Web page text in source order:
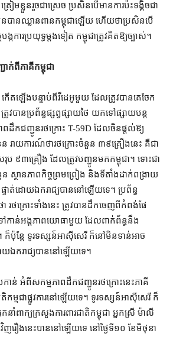
ៀមខ្លួន​រួចជាស្រេច ប្រសិនបើ​មានការ​ប៉ះទង្គិច​ជា
នបាន​ឈ្លានពាន​កម្ពុជា​ឡើយ ហើយ​ថា​ប្រសិនបើ​
ក​ការ​ប្រយុទ្ធ​ម្ដងទៀត កម្ពុជា​ត្រូវ​គិត​ឱ្យ​ច្បាស់។
ក់​ពី​ភាគី​កម្ពុជា
ើតឡើង​បន្ទាប់ពី​វីដេអូ​មួយ ដែល​ត្រូវ​បាន​គេ​ចែក​
វ​បាន​ប្រព័ន្ធ​ផ្សព្វផ្សាយ​ថៃ យក​ទៅ​ផ្សាយ​បន្ត
ព​ដឹកជញ្ជូន​រថក្រោះ T-59D ដែល​ចិន​ផ្តល់​ឱ្យ​
រាយការណ៍​ថា​រថក្រោះ​ចំនួន ៣៩​គ្រឿង​នេះ គឺជា​
៩៣​គ្រឿង ដែល​ត្រូវ​បញ្ជូន​មក​កម្ពុជា​។ ទោះជា​
ថានភាព​កិច្ចព្រមព្រៀង និង​ទីតាំង​ដាក់​ពង្រាយ​
ផ្ទាត់​ដោយ​ឯករាជ្យ​បាន​នៅឡើយ​ទេ​។ ប្រព័ន្ធ​
ា រថក្រោះ​ទាំងនេះ ត្រូវ​បាន​ដឹក​ចេញពី​កំពង់ផែ​
ាន់​អង្គភាព​យោធា​មួយ ដែល​ពាក់ព័ន្ធ​នឹង​
។ ក៏ប៉ុន្តែ ទូរទស្សន៍​អាស៊ីសេរី ក៏​នៅ​មិនទាន់​អាច​
យ​ឯករាជ្យ​បាន​នៅឡើយ​ទេ។
កាន់ អំពី​សកម្មភាព​ដឹកជញ្ជូន​រថក្រោះ​នេះ​ភាគី​
កម្ម​ជា​ផ្លូវការ​នៅឡើយ​ទេ​។ ទូរទស្សន៍​អាស៊ីសេរី ក៏​
ាំពាក្យ​ក្រសួងការពារជាតិ​កម្ពុ​ជា អ្នកស្រី ម៉ាលី
ញ​រឿង​នេះ​បាន​នៅ​ឡើយ​ទេ នៅ​ថ្ងៃទី​១០ ខែ​មិថុនា​